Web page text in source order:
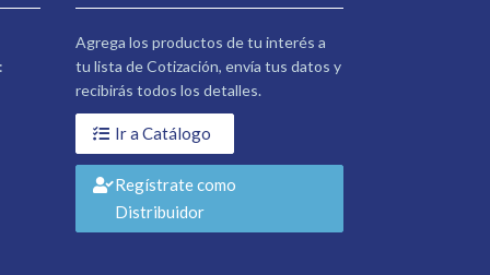
Agrega los productos de tu interés a
tu lista de Cotización, envía tus datos y
recibirás todos los detalles.
Ir a Catálogo
Regístrate como
Distribuidor